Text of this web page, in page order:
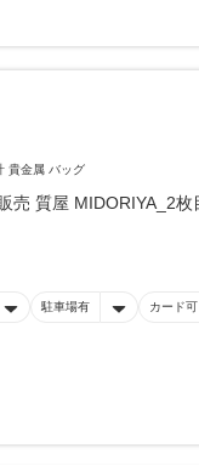
貴金属 バッグ
駐車場有 カード可